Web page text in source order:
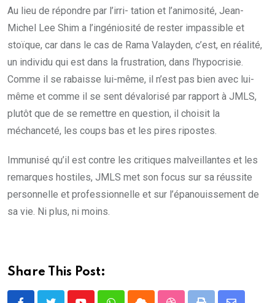
Au lieu de répondre par l’irri- tation et l’animosité, Jean-
Michel Lee Shim a l’ingéniosité de rester impassible et
stoïque, car dans le cas de Rama Valayden, c’est, en réalité,
un individu qui est dans la frustration, dans l’hypocrisie.
Comme il se rabaisse lui-même, il n’est pas bien avec lui-
même et comme il se sent dévalorisé par rapport à JMLS,
plutôt que de se remettre en question, il choisit la
méchanceté, les coups bas et les pires ripostes.
Immunisé qu’il est contre les critiques malveillantes et les
remarques hostiles, JMLS met son focus sur sa réussite
personnelle et professionnelle et sur l’épanouissement de
sa vie. Ni plus, ni moins.
Share This Post: